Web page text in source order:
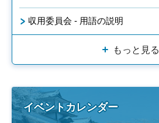
収用委員会 - 用語の説明
もっと見る
イベントカレンダー